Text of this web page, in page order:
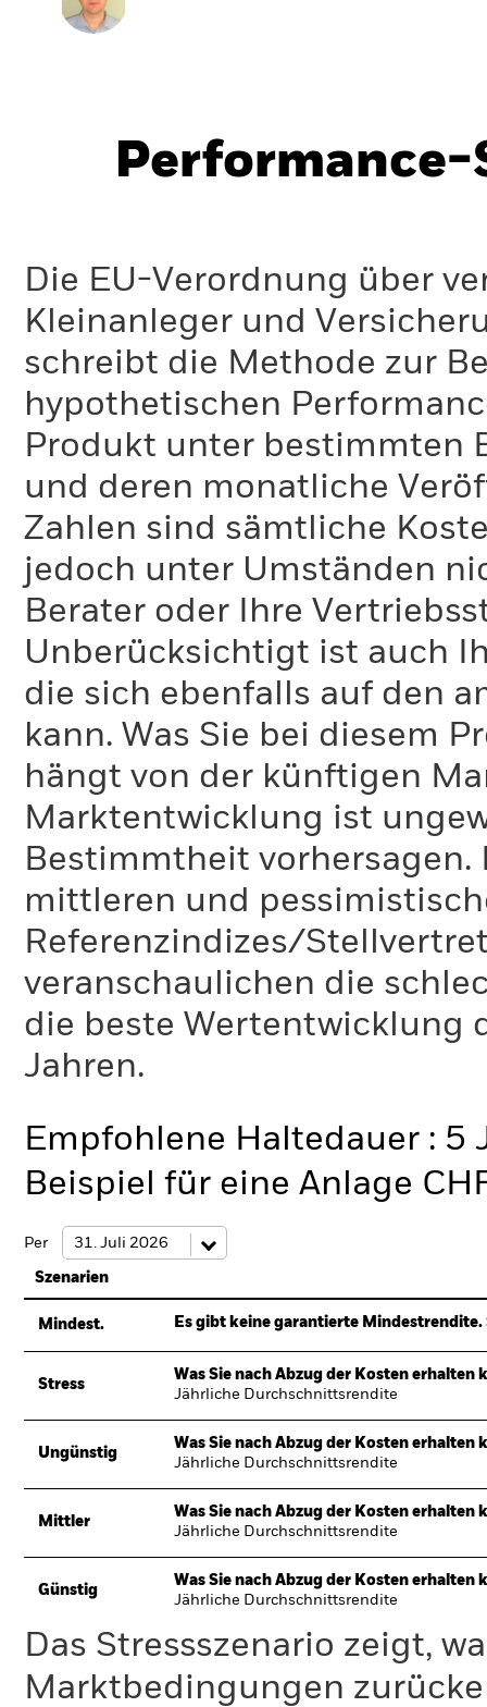
Performance-
Die EU-Verordnung über
Kleinanleger und
schreibt die Methode zur
hypothetischen
Produkt unter bestimmten
und deren monatliche
Zahlen sind sämtliche
jedoch unter Umständen
Berater oder Ihre
Unberücksichtigt ist auch
die sich ebenfalls auf den
kann. Was Sie bei diesem
hängt von der künftigen
Marktentwicklung ist
Bestimmtheit
mittleren und
Referenzindizes/
veranschaulichen die
die beste Wertentwicklung
Jahren.
Empfohlene Haltedauer : 5
Beispiel für eine Anlage
Per
Szenarien
Mindest. Es gibt keine garantierte
Stress
Was Sie nach Abzug der Kosten erhalten
Jährliche Durchschnittsrendite
Ungünstig
Was Sie nach Abzug der Kosten erhalten
Jährliche Durchschnittsrendite
Mittler
Was Sie nach Abzug der Kosten erhalten
Jährliche Durchschnittsrendite
Günstig
Was Sie nach Abzug der Kosten erhalten
Jährliche Durchschnittsrendite
Das Stressszenario zeigt,
Marktbedingungen